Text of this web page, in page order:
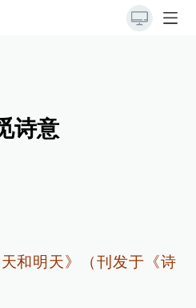
诗意
和明天》（刊发于《诗